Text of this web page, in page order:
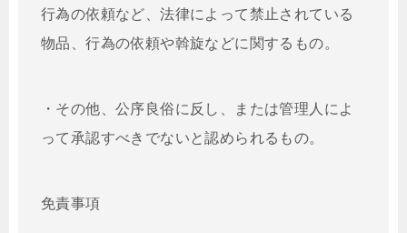
行為の依頼など、法律によって禁止されている
物品、行為の依頼や斡旋などに関するもの。
・その他、公序良俗に反し、または管理人によ
って承認すべきでないと認められるもの。
免責事項